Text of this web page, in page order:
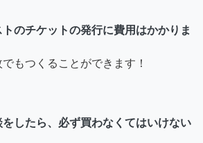
のチケットの発行に費用はかかりま
もつくることができます！
したら、必ず買わなくてはいけない